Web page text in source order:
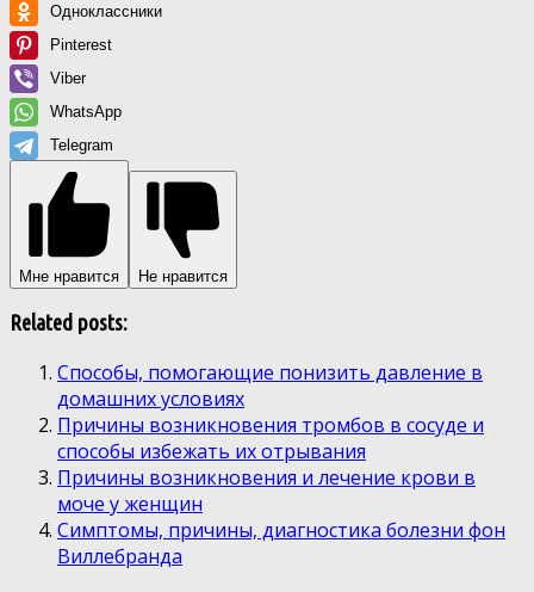
Одноклассники
Pinterest
Viber
WhatsApp
Telegram
Мне нравится Не нравится
Related posts:
Способы, помогающие понизить давление в
домашних условиях
Причины возникновения тромбов в сосуде и
способы избежать их отрывания
Причины возникновения и лечение крови в
моче у женщин
Симптомы, причины, диагностика болезни фон
Виллебранда